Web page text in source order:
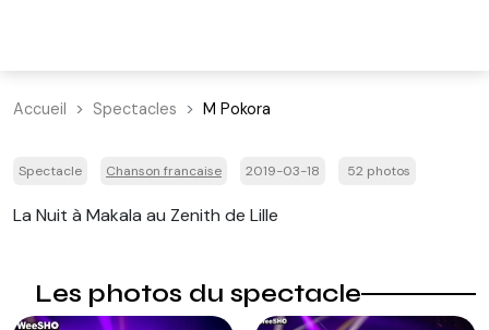
Accueil Spectacles M Pokora
Spectacle Chanson francaise 2019-03-18 52 photos
La Nuit à Makala au Zenith de Lille
Les photos du spectacle